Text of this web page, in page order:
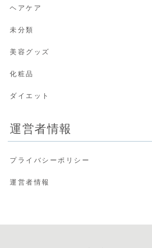
ヘアケア
未分類
美容グッズ
化粧品
ダイエット
運営者情報
プライバシーポリシー
運営者情報